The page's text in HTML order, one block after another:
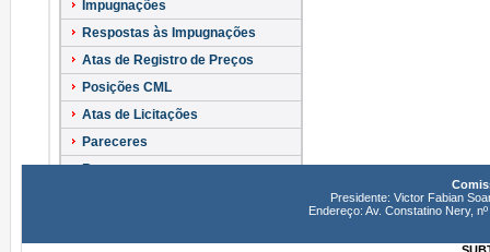
Impugnações
Respostas às Impugnações
Atas de Registro de Preços
Posições CML
Atas de Licitações
Pareceres
Recursos
Presidente: Victor Fabian
Endereço: Av. Constatino Nery,